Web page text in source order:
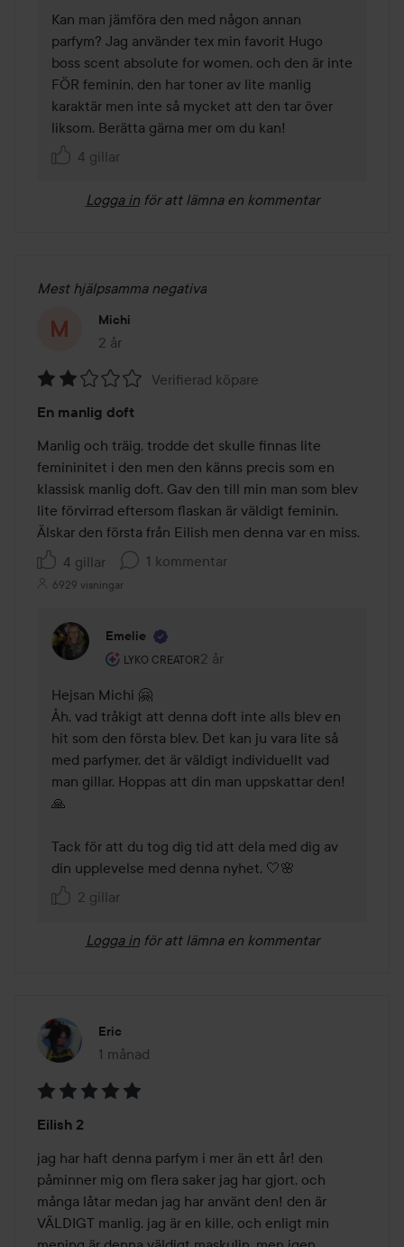
Kan man jämföra den med någon annan
parfym? Jag använder tex min favorit Hugo
boss scent absolute for women, och den är inte
FÖR feminin, den har toner av lite manlig
karaktär men inte så mycket att den tar över
liksom. Berätta gärna mer om du kan!
4 gillar
Logga in för att lämna en kommentar
Mest hjälpsamma negativa
Michi
2 år
Inlägget skapades 2 år
2
av
5
Verifierad köpare
En manlig doft
Manlig och träig, trodde det skulle finnas lite
femininitet i den men den känns precis som en
klassisk manlig doft. Gav den till min man som blev
lite förvirrad eftersom flaskan är väldigt feminin.
Älskar den första från Eilish men denna var en miss.
4 gillar
1 kommentar
6929 visningar
Emelie
LYKO CREATOR
Användarens roll: Lyko Creator.
2 år
Kommentaren lades 2 år
Hejsan Michi 🤗
Åh, vad tråkigt att denna doft inte alls blev en
hit som den första blev. Det kan ju vara lite så
med parfymer, det är väldigt individuellt vad
man gillar. Hoppas att din man uppskattar den!
🙏
Tack för att du tog dig tid att dela med dig av
din upplevelse med denna nyhet. 🤍🌸
2 gillar
Logga in för att lämna en kommentar
Eric
1 månad
Inlägget skapades 1 månad
5
av
5
Eilish 2
jag har haft denna parfym i mer än ett år! den
påminner mig om flera saker jag har gjort, och
många låtar medan jag har använt den! den är
VÄLDIGT manlig. jag är en kille, och enligt min